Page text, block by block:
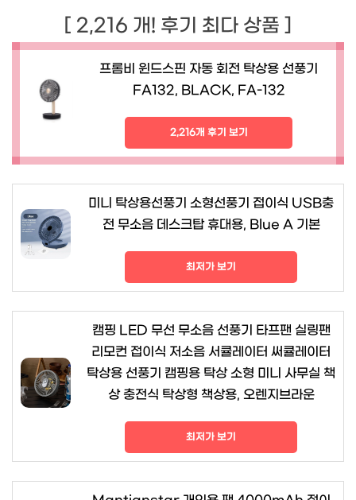
[ 2,216 개! 후기 최다 상품 ]
프롬비 윈드스핀 자동 회전 탁상용 선풍기
FA132, BLACK, FA-132
2,216개 후기 보기
미니 탁상용선풍기 소형선풍기 접이식 USB충
전 무소음 데스크탑 휴대용, Blue A 기본
최저가 보기
캠핑 LED 무선 무소음 선풍기 타프팬 실링팬
리모컨 접이식 저소음 서큘레이터 써큘레이터
탁상용 선풍기 캠핑용 탁상 소형 미니 사무실 책
상 충전식 탁상형 책상용, 오렌지브라운
최저가 보기